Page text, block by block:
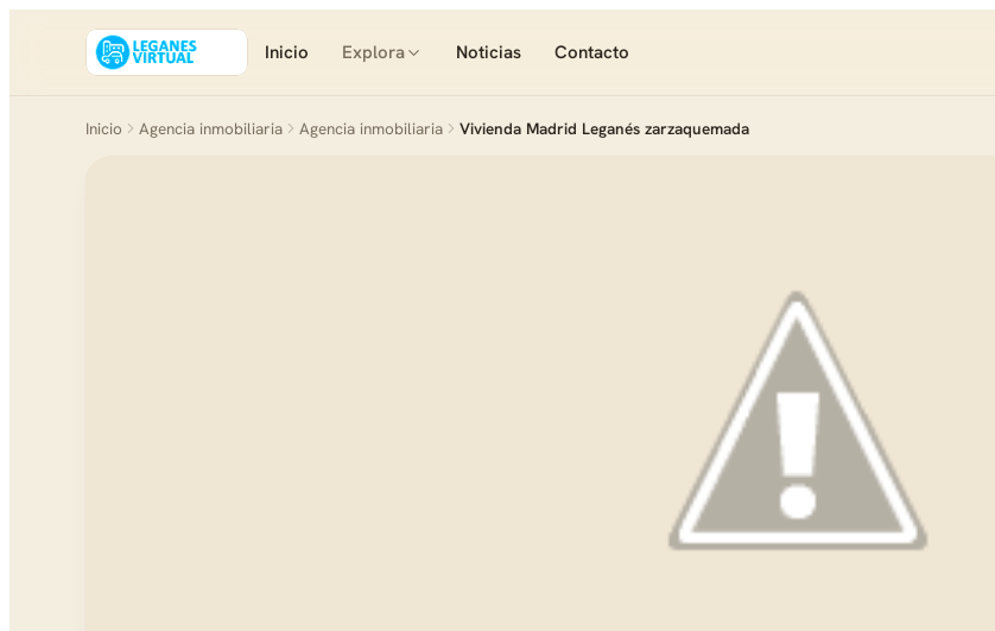
Inicio Explora Noticias Contacto
Inicio Agencia inmobiliaria Agencia inmobiliaria Vivienda Madrid Leganés zarzaquemada